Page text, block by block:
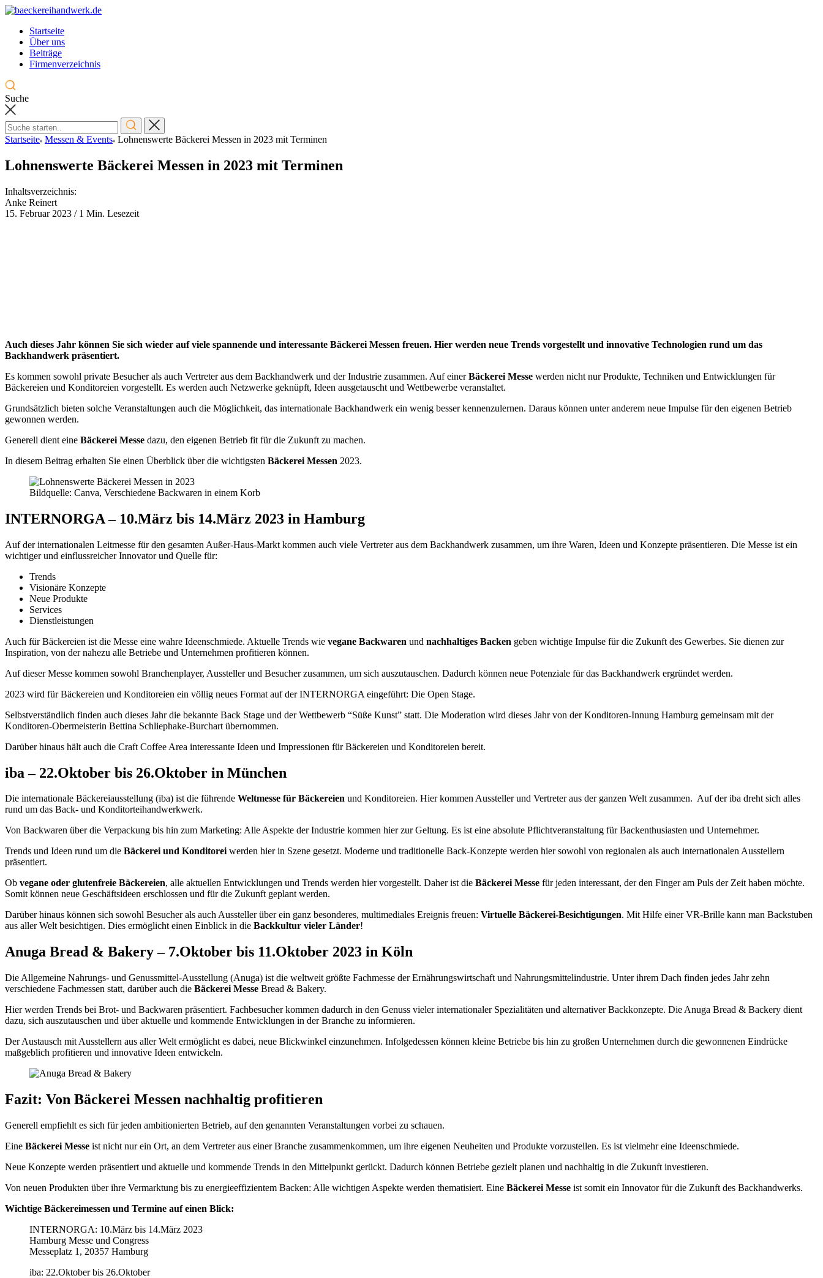
Skip
contentStartseite
Über uns
Beiträge
Firmenverzeichnis
Suche
Startseite Messen & Events Lohnenswerte Bäckerei Messen in 2023 mit Terminen
Lohnenswerte Bäckerei Messen in 2023 mit Terminen
Inhaltsverzeichnis:
Anke Reinert
15. Februar 2023 /1 Min. Lesezeit
Auch dieses Jahr können Sie sich wieder auf viele spannende und interessante Bäckerei Messen freuen. Hier werden neue Trends vorgestellt und innovative Technologien rund um das
Backhandwerk präsentiert.
Es kommen sowohl private Besucher als auch Vertreter aus dem Backhandwerk und der Industrie zusammen. Auf einerBäckerei Messe werden nicht nur Produkte, Techniken und Entwicklungen für
Bäckereien und Konditoreien vorgestellt. Es werden auch Netzwerke geknüpft, Ideen ausgetauscht und Wettbewerbe veranstaltet.
Grundsätzlich bieten solche Veranstaltungen auch die Möglichkeit, das internationale Backhandwerk ein wenig besser kennenzulernen. Daraus können unter anderem neue Impulse für den eigenen Betrieb
gewonnen werden.
Generell dient eine Bäckerei Messe dazu, den eigenen Betrieb fit für die Zukunft zu machen.
In diesem Beitrag erhalten Sie einen Überblick über die wichtigsten Bäckerei Messen 2023.
Bildquelle: Canva, Verschiedene Backwaren in einem Korb
INTERNORGA – 10.März bis 14.März 2023 in Hamburg
Auf der internationalen Leitmesse für den gesamten Außer-Haus-Markt kommen auch viele Vertreter aus dem Backhandwerk zusammen, um ihre Waren, Ideen und Konzepte präsentieren. Die Messe ist ein
wichtiger und einflussreicher Innovator und Quelle für:
Trends
Visionäre Konzepte
Neue Produkte
Services
Dienstleistungen
Auch für Bäckereien ist die Messe eine wahre Ideenschmiede. Aktuelle Trends wie vegane Backwaren und nachhaltiges Backen geben wichtige Impulse für die Zukunft des Gewerbes. Sie dienen zur
Inspiration, von der nahezu alle Betriebe und Unternehmen profitieren können.
Auf dieser Messe kommen sowohl Branchenplayer, Aussteller und Besucher zusammen, um sich auszutauschen. Dadurch können neue Potenziale für das Backhandwerk ergründet werden.
2023 wird für Bäckereien und Konditoreien ein völlig neues Format auf der INTERNORGA eingeführt: Die Open Stage.
Selbstverständlich finden auch dieses Jahr die bekannte Back Stage und der Wettbewerb “Süße Kunst” statt. Die Moderation wird dieses Jahr von der Konditoren-Innung Hamburg gemeinsam mit der
Konditoren-Obermeisterin Bettina Schliephake-Burchart übernommen.
Darüber hinaus hält auch die Craft Coffee Area interessante Ideen und Impressionen für Bäckereien und Konditoreien bereit.
iba – 22.Oktober bis 26.Oktober in München
Die internationale Bäckereiausstellung (iba) ist die führende Weltmesse für Bäckereien und Konditoreien. Hier kommen Aussteller und Vertreter aus der ganzen Welt zusammen. Auf der iba dreht sich alles
rund um das Back- und Konditorteihandwerkwerk.
Von Backwaren über die Verpackung bis hin zum Marketing: Alle Aspekte der Industrie kommen hier zur Geltung. Es ist eine absolute Pflichtveranstaltung für Backenthusiasten und Unternehmer.
Trends und Ideen rund um die Bäckerei und Konditoreiwerden hier in Szene gesetzt. Moderne und traditionelle Back-Konzepte werden hier sowohl von regionalen als auch internationalen Ausstellern
präsentiert.
Ob vegane oder glutenfreie Bäckereien, alle aktuellen Entwicklungen und Trends werden hier vorgestellt. Daher ist die Bäckerei Messe für jeden interessant, der den Finger am Puls der Zeit haben möchte.
Somit können neue Geschäftsideen erschlossen und für die Zukunft geplant werden.
Darüber hinaus können sich sowohl Besucher als auch Aussteller über ein ganz besonderes, multimediales Ereignis freuen: Virtuelle Bäckerei-Besichtigungen. Mit Hilfe einer VR-Brille kann man Backstuben
aus aller Welt besichtigen. Dies ermöglicht einen Einblick in die Backkultur vieler Länder!
Anuga Bread & Bakery – 7.Oktober bis 11.Oktober 2023 in Köln
Die Allgemeine Nahrungs- und Genussmittel-Ausstellung (Anuga) ist die weltweit größte Fachmesse der Ernährungswirtschaft und Nahrungsmittelindustrie. Unter ihrem Dach finden jedes Jahr zehn
verschiedene Fachmessen statt, darüber auch die Bäckerei Messe Bread & Bakery.
Hier werden Trends bei Brot- und Backwaren präsentiert. Fachbesucher kommen dadurch in den Genuss vieler internationaler Spezialitäten und alternativer Backkonzepte. Die Anuga Bread & Backery dient
dazu, sich auszutauschen und über aktuelle und kommende Entwicklungen in der Branche zu informieren.
Der Austausch mit Ausstellern aus aller Welt ermöglicht es dabei, neue Blickwinkel einzunehmen. Infolgedessen können kleine Betriebe bis hin zu großen Unternehmen durch die gewonnenen Eindrücke
maßgeblich profitieren und innovative Ideen entwickeln.
Fazit: Von Bäckerei Messen nachhaltig profitieren
Generell empfiehlt es sich für jeden ambitionierten Betrieb, auf den genannten Veranstaltungen vorbei zu schauen.
Eine Bäckerei Messe ist nicht nur ein Ort, an dem Vertreter aus einer Branche zusammenkommen, um ihre eigenen Neuheiten und Produkte vorzustellen. Es ist vielmehr eine Ideenschmiede.
Neue Konzepte werden präsentiert und aktuelle und kommende Trends in den Mittelpunkt gerückt. Dadurch können Betriebe gezielt planen und nachhaltig in die Zukunft investieren.
Von neuen Produkten über ihre Vermarktung bis zu energieeffizientem Backen: Alle wichtigen Aspekte werden thematisiert. Eine Bäckerei Messe ist somit ein Innovator für die Zukunft des Backhandwerks.
Wichtige Bäckereimessen und Termine auf einen Blick:
INTERNORGA: 10.März bis 14.März 2023
Hamburg Messe und Congress
Messeplatz 1, 20357 Hamburg
iba: 22.Oktober bis 26.Oktober